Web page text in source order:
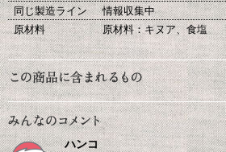
同じ製造ライン
情報収集中
原材料
原材料：キヌア、食塩
ハンコ